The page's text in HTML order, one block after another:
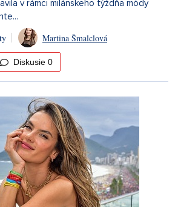
v rámci milánskeho týždňa módy
Martina Šmalclová
Diskusie 0